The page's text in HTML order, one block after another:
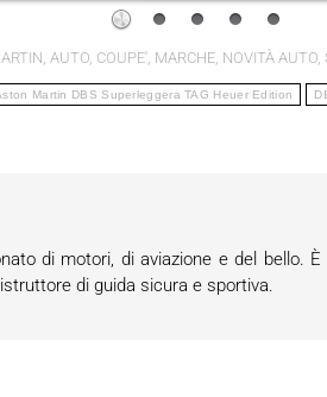
, AUTO, COUPE', MARCHE, NOVITÀ AUTO,
Martin DBS Superleggera TAG Heuer Edition
di motori, di aviazione e del bello.
di guida sicura e sportiva.